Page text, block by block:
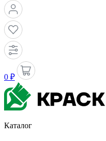
0 ₽
Каталог